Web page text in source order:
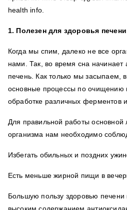
health info.
1. Полезен для здоровья
Когда мы спим, далеко не все
нами. Так, во время сна начинает
печень. Как только мы засыпаем,
основные процессы по очищению
обработке различных ферментов
Для правильной работы основной
организма нам необходимо
Избегать обильных и поздних
Есть меньше жирной пищи в
Большую пользу здоровью печени